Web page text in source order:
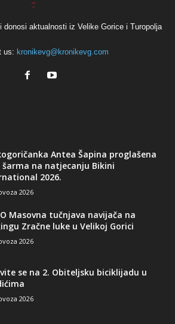
donosi aktualnosti iz Velike Gorice i Turopolja
us: kronikevg@kronikevg.com
Antea Šapina proglašena
šarma na natjecanju Bikini
2026.
2026
Masovna tučnjava navijača na
Zračne luke u Velikoj Gorici
2026
se na 2. Obiteljsku biciklijadu u
2026